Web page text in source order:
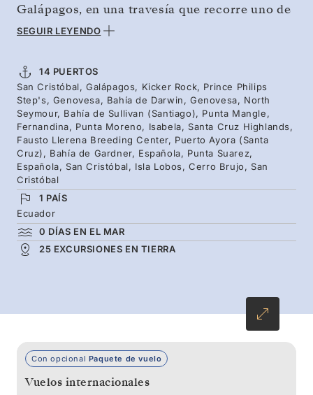
Galápagos, en una travesía que recorre uno de
los archipiélagos más singulares del mundo. El
Genovesa, conocida como “la isla de los
pájaros”, hogar de piqueros patirrojos,
piqueros de Nazca y fragatas. Recorra paisajes
lunares durante una excursión por las jóvenes
costas volcánicas de Fernandina e Isabela. A
continuación, contemple cómo las tortugas
gigantes de Santa Cruz se desplazan con paso
lento. Al sureste se alza la isla Española, donde
su géiser marino en erupción le dejará sin
aliento mientras el gorjeo de los sinsontes
SEGUIR LEYENDO
14 PUERTOS
San Cristóbal, Galápagos, Kicker Rock, Prince Philips
Step's, Genovesa, Bahía de Darwin, Genovesa, North
Seymour, Bahía de Sullivan (Santiago), Punta Mangle,
Fernandina, Punta Moreno, Isabela, Santa Cruz Highlands,
Fausto Llerena Breeding Center, Puerto Ayora (Santa
Cruz), Bahía de Gardner, Española, Punta Suarez,
Española, San Cristóbal, Isla Lobos, Cerro Brujo, San
Cristóbal
1 PAÍS
Ecuador
0 DÍAS EN EL MAR
25 EXCURSIONES EN TIERRA
Con opcional Paquete de vuelo
Vuelos internacionales